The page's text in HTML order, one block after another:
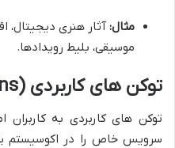
مثال: آثار هنری دیجیتال،
موسیقی، بلیط رویدادها.
توکن های کاربردی (Utility Tokens)
توکن های کاربردی به
سرویس خاص را در اکوسیستم